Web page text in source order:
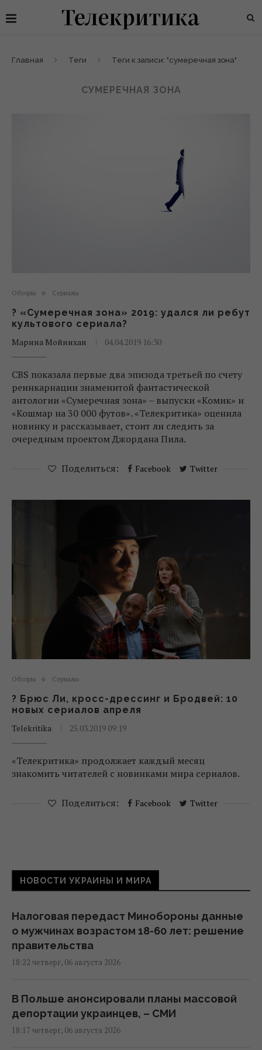
Главная Теги Теги к записи: "сумеречная зона"
СУМЕРЕЧНАЯ ЗОНА
Обзоры Сериалы
? «Сумеречная зона» 2019: удался ли ребут
культового сериала?
Марина Мойнихан
04.04.2019 16:30
CBS показала первые два эпизода третьей по счету
реинкарнации знаменитой фантастической
антологии «Сумеречная зона» – выпуски «Комик» и
«Кошмар на 30 000 футов». «Телекритика» оценила
новинку и рассказывает, стоит ли следить за
очередным проектом Джордана Пила.
Поделиться: Facebook Twitter
Обзоры Сериалы
? Брюс Ли, кросс-дрессинг и Бродвей: 10
новых сериалов апреля
Telekritika
25.03.2019 09:19
«Телекритика» продолжает каждый месяц
знакомить читателей с новинками мира сериалов.
Поделиться: Facebook Twitter
НОВОСТИ УКРАИНЫ И МИРА
Налоговая передаст Минобороны данные
о мужчинах возрастом 18-60 лет: решение
правительства
18:22 четверг, 06 августа 2026
В Польше анонсировали планы массовой
депортации украинцев, – СМИ
18:17 четверг, 06 августа 2026